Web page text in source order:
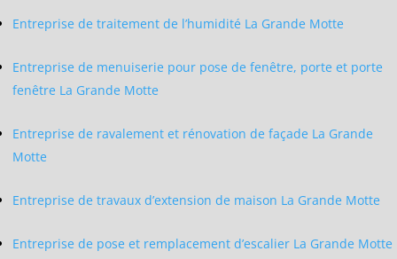
Entreprise de traitement de l’humidité La Grande Motte
Entreprise de menuiserie pour pose de fenêtre, porte et porte
fenêtre La Grande Motte
Entreprise de ravalement et rénovation de façade La Grande
Motte
Entreprise de travaux d’extension de maison La Grande Motte
Entreprise de pose et remplacement d’escalier La Grande Motte